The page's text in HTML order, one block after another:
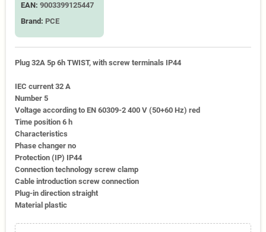
EAN: 9003399125447
Brand: PCE
Plug 32A 5p 6h TWIST, with screw terminals IP44
IEC current 32 A
Number 5
Voltage according to EN 60309-2 400 V (50+60 Hz) red
Time position 6 h
Characteristics
Phase changer no
Protection (IP) IP44
Connection technology screw clamp
Cable introduction screw connection
Plug-in direction straight
Material plastic